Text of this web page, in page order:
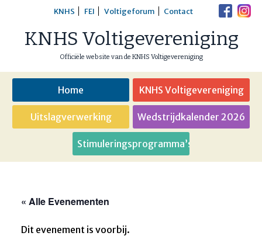
content
KNHS FEI Voltigeforum Contact
KNHS Voltigevereniging
Officiële website van de KNHS Voltigevereniging
Home KNHS Voltigevereniging
Uitslagverwerking Wedstrijdkalender 2026
Stimuleringsprogramma’s
« Alle Evenementen
Dit evenement is voorbij.